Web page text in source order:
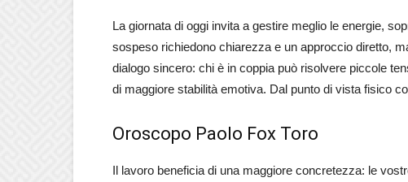
La giornata di oggi invita a gestire meglio le energie,
sospeso richiedono chiarezza e un approccio diretto,
dialogo sincero: chi è in coppia può risolvere piccole
di maggiore stabilità emotiva. Dal punto di vista fisico
Oroscopo Paolo Fox Toro
Il lavoro beneficia di una maggiore concretezza: le